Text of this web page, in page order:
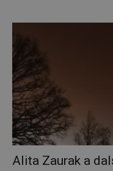
Alita Zaurak a